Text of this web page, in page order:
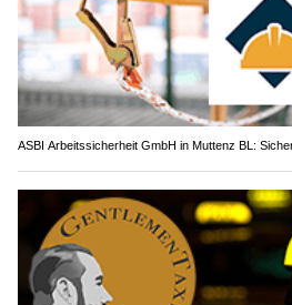
ASBI Arbeitssicherheit GmbH in Muttenz BL: